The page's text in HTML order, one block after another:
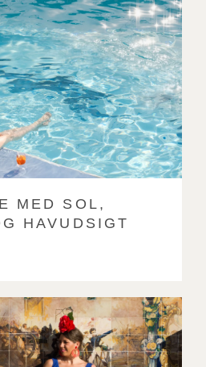
MED SOL,
HAVUDSIGT